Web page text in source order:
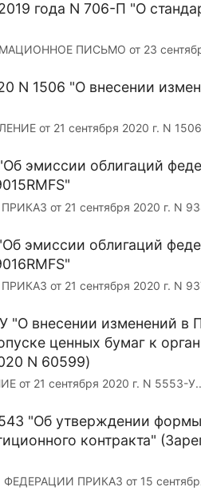
года N 706-П "О
ПИСЬМО от 23
N 1506 "О внесении
от 21 сентября 2020 г. N
эмиссии облигаций
от 21 сентября 2020 г. N
эмиссии облигаций
от 21 сентября 2020 г. N
"О внесении изменений в
ценных бумаг к
N 60599)
21 сентября 2020 г. N 5553-
"Об утверждении
контракта"
ПРИКАЗ от 15